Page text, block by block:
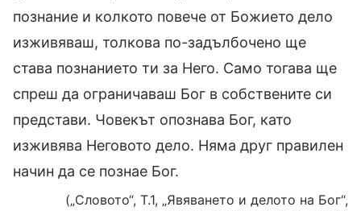
познание и колкото повече от Божието дело
изживяваш, толкова по-задълбочено ще
става познанието ти за Него. Само тогава ще
спреш да ограничаваш Бог в собствените си
представи. Човекът опознава Бог, като
изживява Неговото дело. Няма друг правилен
начин да се познае Бог.
(„Словото“, Т.1, „Явяването и делото на Бог“,